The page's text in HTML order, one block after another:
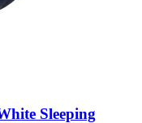
Sleeping